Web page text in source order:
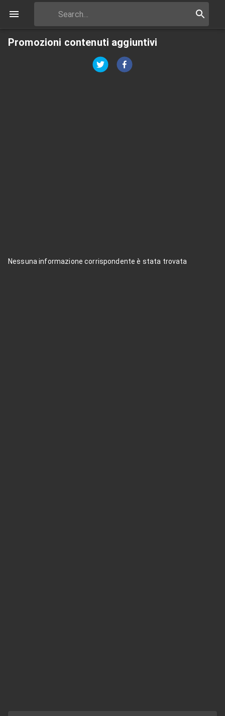
Promozioni contenuti aggiuntivi
Nessuna informazione corrispondente è stata trovata